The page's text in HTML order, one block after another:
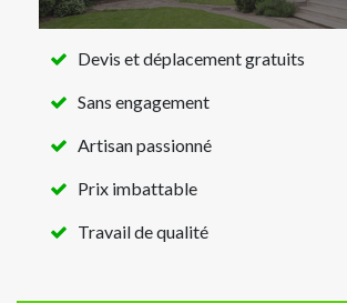
Devis et déplacement gratuits
Sans engagement
Artisan passionné
Prix imbattable
Travail de qualité